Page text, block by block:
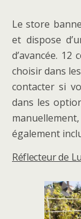
Le store
et dispose
d’avancée.
choisir dans
contacter si
dans les
également
Réflecteur de